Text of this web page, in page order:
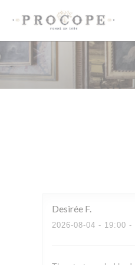
Personnalisation de vos choix en
Desirée F
2026-08-04 - 19:00 -